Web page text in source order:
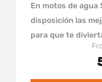
En motos de agua
disposición las
para que te